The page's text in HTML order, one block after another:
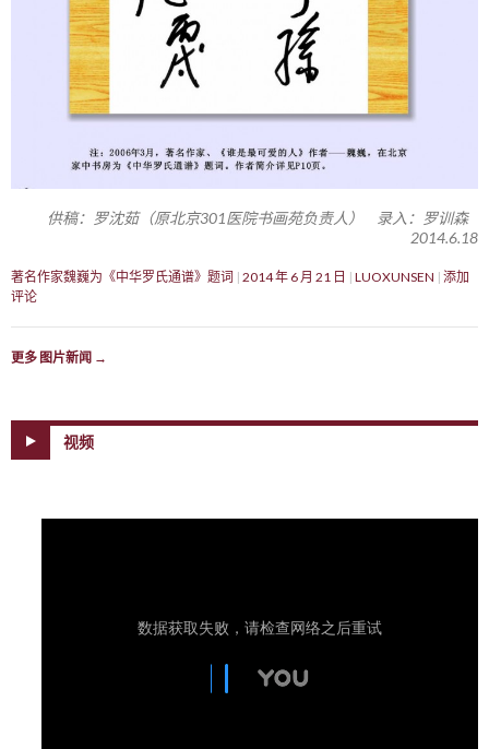
供稿：罗沈茹（原北京301医院书画苑负责人） 录入：罗训森
2014.6.18
著名作家魏巍为《中华罗氏通谱》题词 2014 年 6 月 21 日 LUOXUNSEN 添加
评论
更多 图片新闻 →
视频